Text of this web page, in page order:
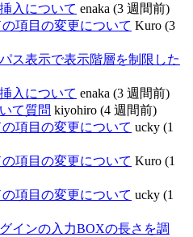
入について enaka (3 週間前)
項目の変更について Kuro (3
ス表示で表示階層を制限した
入について enaka (3 週間前)
て質問 kiyohiro (4 週間前)
項目の変更について ucky (1
項目の変更について Kuro (1
項目の変更について ucky (1
インの入力BOXの長さを調